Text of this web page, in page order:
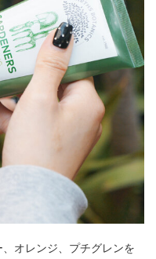
オレンジ、プチグレンを